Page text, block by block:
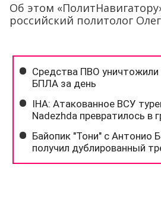
Об этом
российский политолог